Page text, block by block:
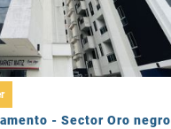
- Sector Oro negro